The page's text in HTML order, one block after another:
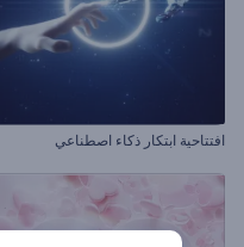
افتتاحية ابتكار ذكاء اصطناعي